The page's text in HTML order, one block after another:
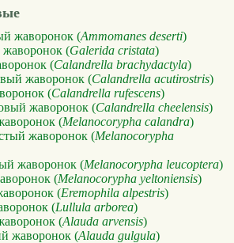
жаворонок (Ammomanes deserti)
(Galerida cristata)
(Calandrella brachydactyla)
жаворонок (Calandrella acutirostris)
(Calandrella rufescens)
жаворонок (Calandrella cheelensis)
(Melanocorypha calandra)
жаворонок (Melanocorypha
жаворонок (Melanocorypha leucoptera)
(Melanocorypha yeltoniensis)
(Eremophila alpestris)
(Lullula arborea)
(Alauda arvensis)
жаворонок (Alauda gulgula)